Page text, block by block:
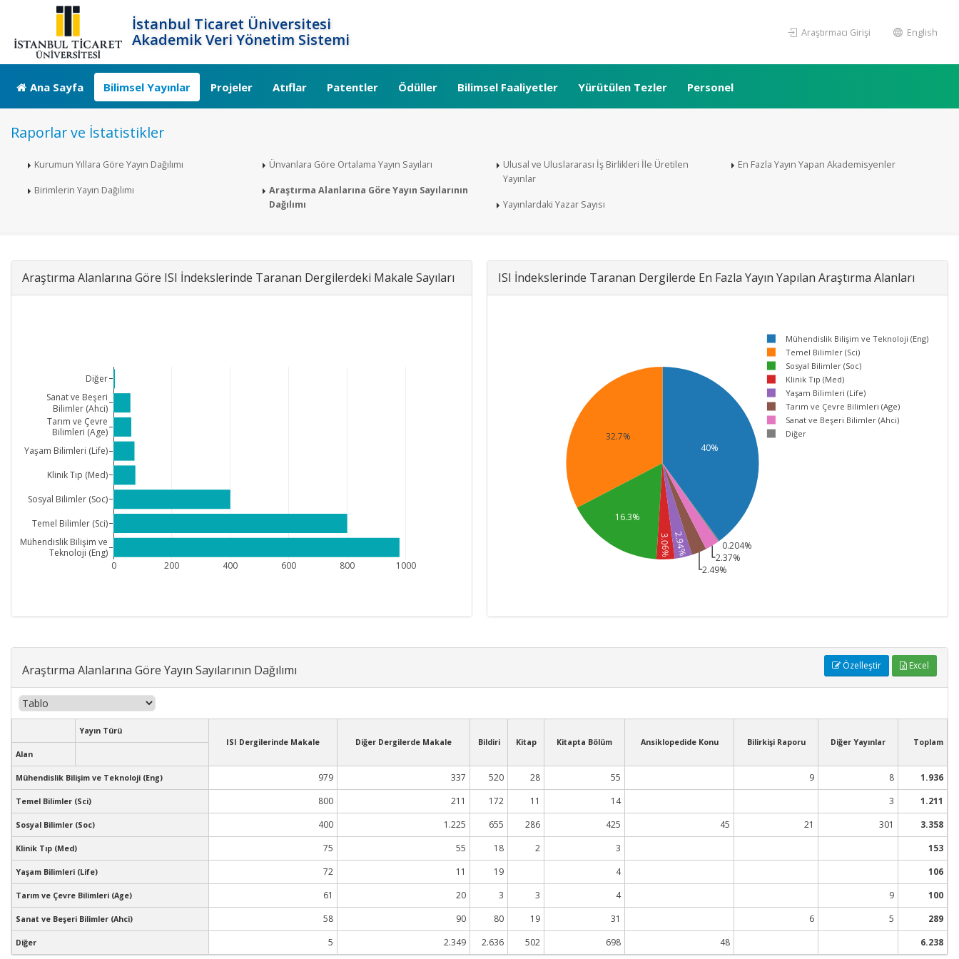
İstanbul Ticaret Üniversitesi
Akademik Veri Yönetim Sistemi
Araştırmacı Girişi English
Ana Sayfa Bilimsel Yayınlar Projeler Atıflar Patentler Ödüller Bilimsel Faaliyetler Yürütülen Tezler Personel
Raporlar ve İstatistikler
Kurumun Yıllara Göre Yayın Dağılımı
Birimlerin Yayın Dağılımı
Ünvanlara Göre Ortalama Yayın Sayıları
Araştırma Alanlarına Göre Yayın Sayılarının
Dağılımı
Ulusal ve Uluslararası İş Birlikleri İle Üretilen
Yayınlar
Yayınlardaki Yazar Sayısı
En Fazla Yayın Yapan Akademisyenler
Araştırma Alanlarına Göre ISI İndekslerinde Taranan Dergilerdeki Makale Sayıları
0 200 400 600 800 1000
Mühendislik Bilişim ve
Teknoloji (Eng)
Temel Bilimler (Sci)
Sosyal Bilimler (Soc)
Klinik Tıp (Med)
Yaşam Bilimleri (Life)
Tarım ve Çevre
Bilimleri (Age)
Sanat ve Beşeri
Bilimler (Ahci)
Diğer
ISI İndekslerinde Taranan Dergilerde En Fazla Yayın Yapılan Araştırma Alanları
40%
32.7%
16.3%
3.06%2.94%
2.49%
2.37%
0.204%
Mühendislik Bilişim ve Teknoloji (Eng)
Temel Bilimler (Sci)
Sosyal Bilimler (Soc)
Klinik Tıp (Med)
Yaşam Bilimleri (Life)
Tarım ve Çevre Bilimleri (Age)
Sanat ve Beşeri Bilimler (Ahci)
Diğer
Araştırma Alanlarına Göre Yayın Sayılarının Dağılımı Özelleştir Excel
Yayın Türü
ISI Dergilerinde Makale
Diğer Dergilerde Makale Bildiri Kitap Kitapta Bölüm Ansiklopedide Konu Bilirkişi Raporu Diğer Yayınlar
Toplam
Alan
Mühendislik Bilişim ve Teknoloji (Eng) 979 337 520 28 55 9 8 1.936
Temel Bilimler (Sci) 800 211 172 11 14 3 1.211
Sosyal Bilimler (Soc) 400 1.225 655 286 425 45 21 301 3.358
Klinik Tıp (Med) 75 55 18 2 3 153
Yaşam Bilimleri (Life) 72 11 19 4 106
Tarım ve Çevre Bilimleri (Age) 61 20 3 3 4 9 100
Sanat ve Beşeri Bilimler (Ahci) 58 90 80 19 31 6 5 289
Diğer 5 2.349 2.636 502 698 48 6.238